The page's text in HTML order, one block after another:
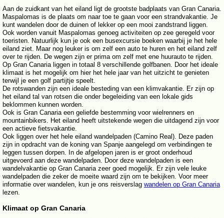
Aan de zuidkant van het eiland ligt de grootste badplaats van Gran Canaria.
Maspalomas is de plaats om naar toe te gaan voor een strandvakantie. Je
kunt wandelen door de duinen of lekker op een mooi zandstrand liggen.
Ook worden vanuit Maspalomas genoeg activiteiten op zee geregeld voor
toeristen. Natuurlijk kun je ook een busexcursie boeken waarbij je het hele
eiland ziet. Maar nog leuker is om zelf een auto te huren en het eiland zelf
over te rijden. De wegen zijn er prima om zelf met ene huurauto te rijden.
Op Gran Canaria liggen in totaal 8 verschillende golfbanen. Door het ideale
klimaat is het mogelijk om hier het hele jaar van het uitzicht te genieten
terwijl je een golf partijtje speelt.
De rotswanden zijn een ideale besteding van een klimvakantie. Er zijn op
het eiland tal van rotsen die onder begeleiding van een lokale gids
beklommen kunnen worden.
Ook is Gran Canaria een geliefde bestemming voor wielrenners en
mountainbikers. Het eiland heeft uitstekende wegen die uitdagend zijn voor
een actieve fietsvakantie.
Ook liggen over het hele eiland wandelpaden (Camino Real). Deze paden
zijn in opdracht van de koning van Spanje aangelegd om verbindingen te
leggen tussen dorpen. In de afgelopen jaren is er groot onderhoud
uitgevoerd aan deze wandelpaden. Door deze wandelpaden is een
wandelvakantie op Gran Canaria zeer goed mogelijk. Er zijn vele leuke
wandelpaden die zeker de moeite waard zijn om te bekijken. Voor meer
informatie over wandelen, kun je ons reisverslag wandelen op Gran Canaria
lezen.
Klimaat op Gran Canaria